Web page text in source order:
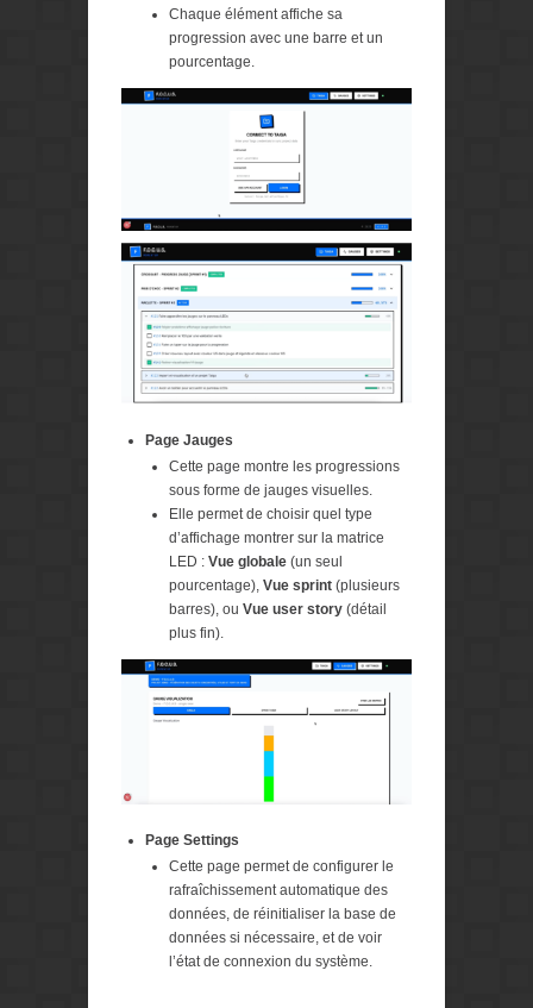
Chaque élément affiche sa
progression avec une barre et un
pourcentage.
Page Jauges
Cette page montre les progressions
sous forme de jauges visuelles.
Elle permet de choisir quel type
d’affichage montrer sur la matrice
LED : Vue globale (un seul
pourcentage), Vue sprint (plusieurs
barres), ou Vue user story (détail
plus fin).
Page Settings
Cette page permet de configurer le
rafraîchissement automatique des
données, de réinitialiser la base de
données si nécessaire, et de voir
l’état de connexion du système.